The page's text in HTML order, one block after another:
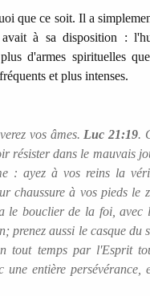
que ce soit. Il a
à sa disposition :
d'armes spirituelles
et plus intenses.
vos âmes. Luc 21:19.
résister dans le mauvais
: ayez à vos reins la
chaussure à vos pieds le
le bouclier de la foi, avec
prenez aussi le casque du
tout temps par l'Esprit
une entière persévérance,